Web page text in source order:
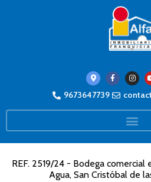
9673647739
REF. 2519/24 - Bodega
Agua, San Cristóbal de